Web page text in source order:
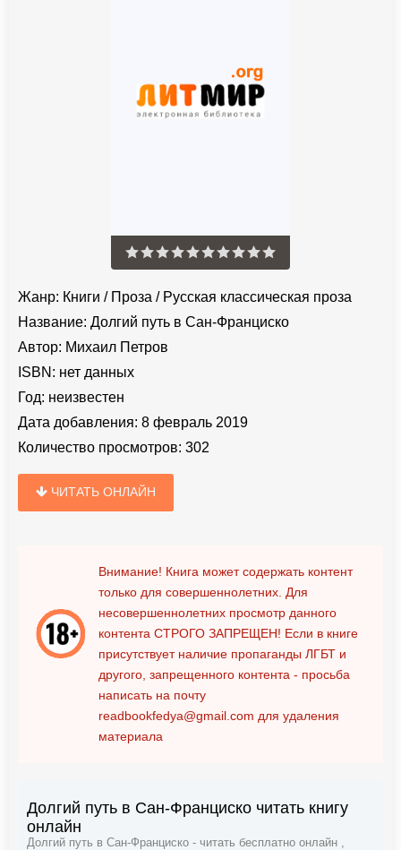
Жанр: Книги / Проза / Русская классическая проза
Название: Долгий путь в Сан-Франциско
Автор: Михаил Петров
ISBN: нет данных
Год: неизвестен
Дата добавления: 8 февраль 2019
Количество просмотров: 302
ЧИТАТЬ ОНЛАЙН
Внимание! Книга может содержать контент
только для совершеннолетних. Для
несовершеннолетних просмотр данного
контента СТРОГО ЗАПРЕЩЕН! Если в книге
присутствует наличие пропаганды ЛГБТ и
другого, запрещенного контента - просьба
написать на почту
readbookfedya@gmail.com для удаления
материала
Долгий путь в Сан-Франциско читать книгу
онлайн
Долгий путь в Сан-Франциско - читать бесплатно онлайн ,